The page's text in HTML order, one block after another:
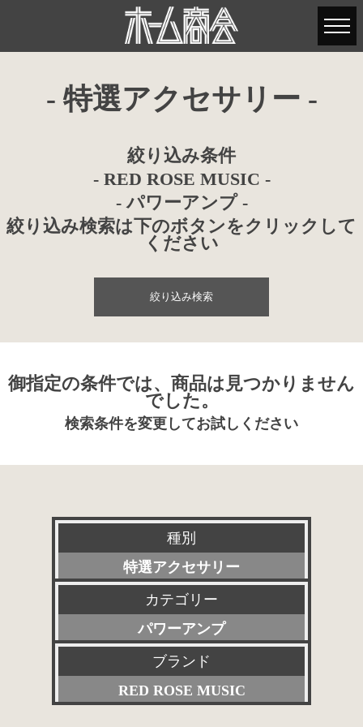
- 特選アクセサリー -
絞り込み条件
- RED ROSE MUSIC -
- パワーアンプ -
絞り込み検索は下のボタンをクリックして
ください
絞り込み検索
御指定の条件では、商品は見つかりません
でした。
検索条件を変更してお試しください
種別
特選アクセサリー
新品
委託販売品
特価品
その他委託販売品
カテゴリー
パワーアンプ
すべて
プリアンプ
ブランド
RED ROSE MUSIC